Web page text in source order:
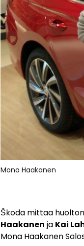
Mona Haakanen
Škoda mittaa
Haakanen ja Kai
Mona Haakanen